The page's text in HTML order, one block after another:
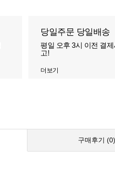
당일주문 당일배송
평일 오후 3시 이전 결
고!
더보기
구매후기 (0)